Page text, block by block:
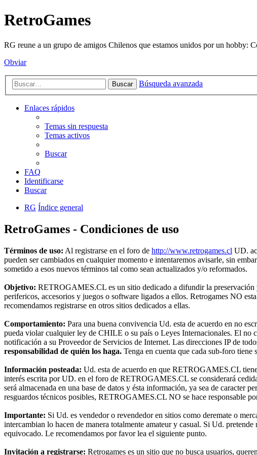
RetroGames
RG reune a un grupo de amigos Chilenos que estamos unidos por un hobby:
Obviar
Buscar Búsqueda avanzada
Enlaces rápidos
Temas sin respuesta
Temas activos
Buscar
FAQ
Identificarse
Buscar
RG Índice general
RetroGames - Condiciones de uso
Términos de uso: Al registrarse en el foro de http://www.retrogames.cl UD.
pueden ser cambiados en cualquier momento e intentaremos avisarle, sin
sometido a esos nuevos términos tal como sean actualizados y/o reformados.
Objetivo: RETROGAMES.CL es un sitio dedicado a difundir la preservación
perifericos, accesorios y juegos o software ligados a ellos. Retrogames NO
recomendamos registrarse en otros sitios dedicados a ellas.
Comportamiento: Para una buena convivencia Ud. esta de acuerdo en no
pueda violar cualquier ley de CHILE o su país o Leyes Internacionales. El no
notificación a su Proveedor de Servicios de Internet. Las direcciones IP de
responsabilidad de quién los haga. Tenga en cuenta que cada sub-foro
Información posteada: Ud. esta de acuerdo en que RETROGAMES.CL
interés escrita por UD. en el foro de RETROGAMES.CL se considerará
será almacenada en una base de datos y ésta información, ya sea de
resguardos técnicos posibles, RETROGAMES.CL NO se hace responsable
Importante: Si Ud. es vendedor o revendedor en sitios como deremate o
intercambian lo hacen de manera totalmente amateur y casual. Si Ud.
equivocado. Le recomendamos por favor lea el siguiente punto.
Invitación a registrarse: Retrogames es un sitio que no busca usuarios,